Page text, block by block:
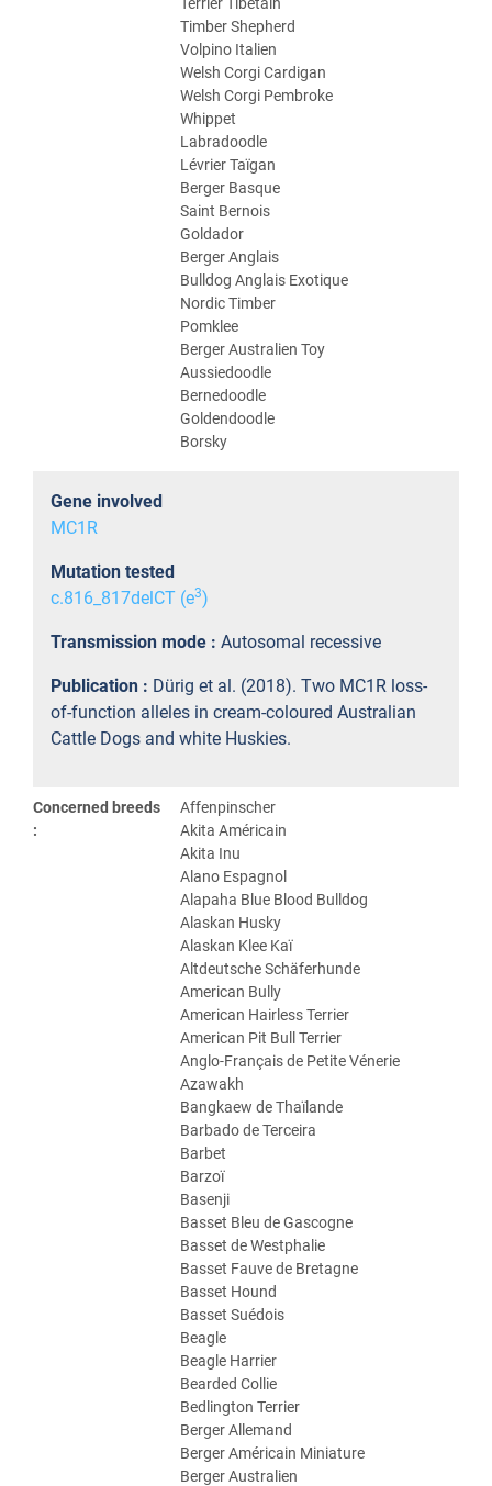
Timber Shepherd
Volpino Italien
Welsh Corgi Cardigan
Welsh Corgi Pembroke
Whippet
Labradoodle
Lévrier Taïgan
Berger Basque
Saint Bernois
Goldador
Berger Anglais
Bulldog Anglais Exotique
Nordic Timber
Pomklee
Berger Australien Toy
Aussiedoodle
Bernedoodle
Goldendoodle
Borsky
Gene involved
MC1R
Mutation tested
c.816_817delCT (e3)
Transmission mode : Autosomal recessive
Publication : Dürig et al. (2018). Two MC1R loss-
of-function alleles in cream-coloured Australian
Cattle Dogs and white Huskies.
Concerned breeds
:
Affenpinscher
Akita Américain
Akita Inu
Alano Espagnol
Alapaha Blue Blood Bulldog
Alaskan Husky
Alaskan Klee Kaï
Altdeutsche Schäferhunde
American Bully
American Hairless Terrier
American Pit Bull Terrier
Anglo-Français de Petite Vénerie
Azawakh
Bangkaew de Thaïlande
Barbado de Terceira
Barbet
Barzoï
Basenji
Basset Bleu de Gascogne
Basset de Westphalie
Basset Fauve de Bretagne
Basset Hound
Basset Suédois
Beagle
Beagle Harrier
Bearded Collie
Bedlington Terrier
Berger Allemand
Berger Américain Miniature
Berger Australien